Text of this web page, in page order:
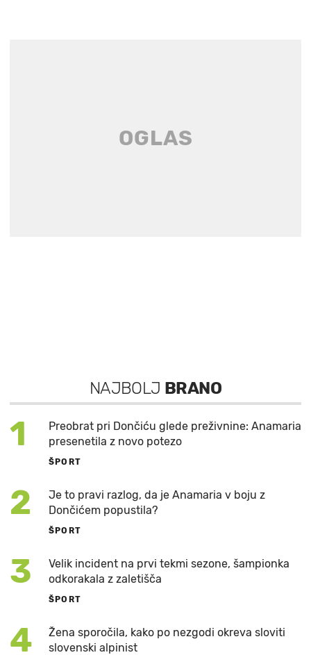
NAJBOLJ BRANO
1
Preobrat pri Dončiću glede preživnine: Anamaria
presenetila z novo potezo
ŠPORT
2
Je to pravi razlog, da je Anamaria v boju z
Dončićem popustila?
ŠPORT
3
Velik incident na prvi tekmi sezone, šampionka
odkorakala z zaletišča
ŠPORT
4
Žena sporočila, kako po nezgodi okreva sloviti
slovenski alpinist